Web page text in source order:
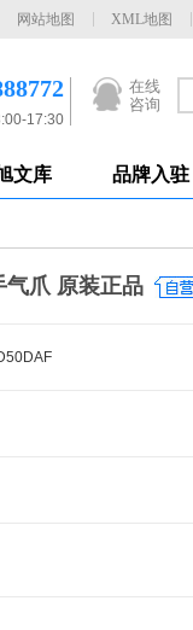
网站地图 XML地图
在线
咨询
17:30
文库 品牌入驻
气爪 原装正品